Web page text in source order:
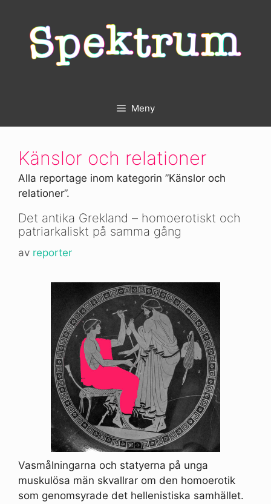
innehåll
Meny
Känslor och relationer
Alla reportage inom kategorin ”Känslor och
relationer”.
Det antika Grekland – homoerotiskt och
patriarkaliskt på samma gång
av reporter
Vasmålningarna och statyerna på unga
muskulösa män skvallrar om den homoerotik
som genomsyrade det hellenistiska samhället.